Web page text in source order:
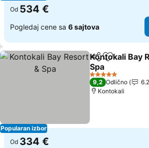
Od 534 €
Pogledaj cene sa 6 sajtova
Popularan izbor
Deli Dodati u
Kontokali Bay
Spa
5 Zvezdice
9,2 Odlično
Kontokali
Od 334 €